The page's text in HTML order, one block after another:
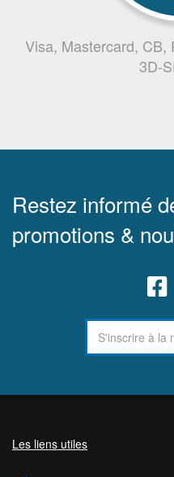
Visa, Mastercard, CB,
3D-
Restez informé
promotions &
Les liens utiles